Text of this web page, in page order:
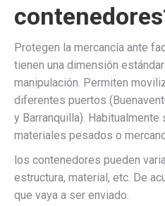
Protegen la mercancía ante
tienen una dimensión
manipulación. Permiten
diferentes puertos
y Barranquilla).
materiales pesados o
los contenedores pueden
estructura, material, etc. De
que vaya a ser enviado.